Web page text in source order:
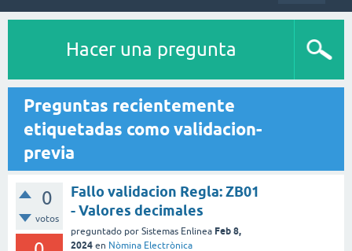
Hacer una pregunta
Preguntas recientemente
etiquetadas como validacion-
previa
0
votos
Fallo validacion Regla: ZB01
- Valores decimales
preguntado por Sistemas Enlinea Feb 8,
2024 en Nòmina Electrònica